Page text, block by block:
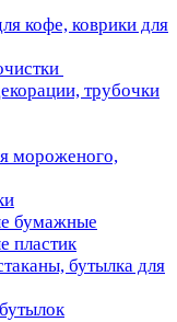
кофе, коврики для
трубочки
мороженого,
бумажные
пластик
бутылка для